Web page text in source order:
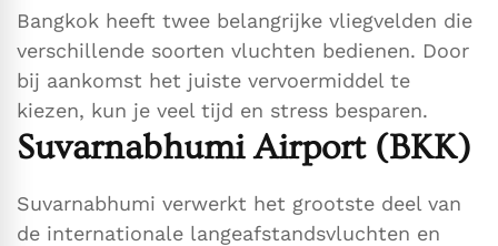
Bangkok heeft twee belangrijke vliegvelden die
verschillende soorten vluchten bedienen. Door
bij aankomst het juiste vervoermiddel te
kiezen, kun je veel tijd en stress besparen.
Suvarnabhumi Airport (BKK)
Suvarnabhumi verwerkt het grootste deel van
de internationale langeafstandsvluchten en